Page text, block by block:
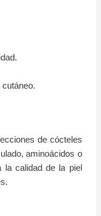
de cócteles
aminoácidos o
la calidad de la piel